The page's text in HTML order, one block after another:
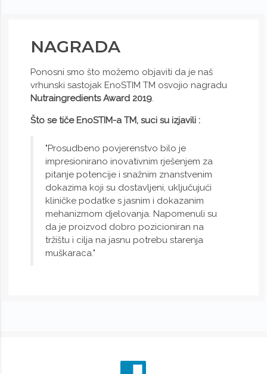
NAGRADA
Ponosni smo što možemo objaviti da je naš
vrhunski sastojak EnoSTIM TM osvojio nagradu
Nutraingredients Award 2019.
Što se tiče EnoSTIM-a TM, suci su izjavili :
"Prosudbeno povjerenstvo bilo je
impresionirano inovativnim rješenjem za
pitanje potencije i snažnim znanstvenim
dokazima koji su dostavljeni, uključujući
kliničke podatke s jasnim i dokazanim
mehanizmom djelovanja. Napomenuli su
da je proizvod dobro pozicioniran na
tržištu i cilja na jasnu potrebu starenja
muškaraca."